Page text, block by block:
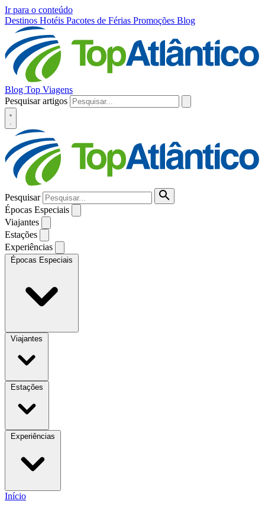
Ir para o conteúdo
Destinos Hotéis Pacotes de Férias Promoções Blog
Blog Top Viagens
Pesquisar artigos
Pesquisar
Épocas Especiais
Viajantes
Estações
Experiências
Épocas Especiais
Viajantes
Estações
Experiências
Início